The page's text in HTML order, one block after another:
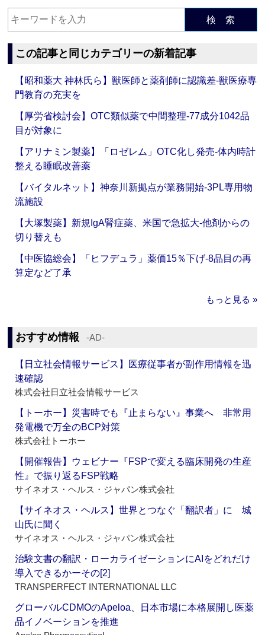
検 索
この記事と同じカテゴリーの新着記事
【昭和薬大 神林氏ら】獣医師と薬剤師に認識差‐獣医療専
門教育の充実を
【厚労省検討会】OTC類似薬で中間整理‐77成分1042品
目が対象に
【アリナミン製薬】「ロゼレム」OTC化し発売‐体内時計
整える睡眠改善薬
【バイタルネット】神奈川新拠点が業務開始‐3PL専用物
流施設
【大塚製薬】新規IgA腎症薬、米国で急拡大‐他剤からの
切り替えも
【中医協総会】「ヒフデュラ」薬価15％下げ‐8品目の再
算定など了承
もっと見る »
おすすめ情報 ‐AD‐
【日立社会情報サービス】医療従事者が副作用情報を迅
速確認
株式会社日立社会情報サービス
【トーホー】災害時でも『止まらない』事業へ 非常用
発電機で万全のBCP対策
株式会社トーホー
【開催報告】ウェビナー『FSPで変える臨床開発の生産
性』で振り返るFSP戦略
サイネオス・ヘルス・ジャパン株式会社
【サイネオス・ヘルス】世界とつなぐ「翻訳者」に 城
山氏に聞く
サイネオス・ヘルス・ジャパン株式会社
治験文書の翻訳・ローカライゼーションにAIをどれだけ
導入できるかーその[2]
TRANSPERFECT INTERNATIONAL LLC
グローバルCDMOのApeloa、日本市場に本格展開し医薬
品イノベーションを推進